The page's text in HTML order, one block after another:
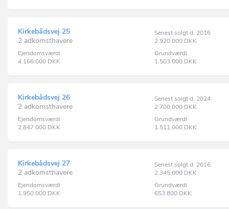
Kirkebådsvej 25
2 adkomsthavere
Senest solgt d. 2016
2.920.000 DKK
Ejendomsværdi
4.166.000 DKK
Grundværdi
1.503.000 DKK
Kirkebådsvej 26
2 adkomsthavere
Senest solgt d. 2024
2.700.000 DKK
Ejendomsværdi
2.847.000 DKK
Grundværdi
1.511.000 DKK
Kirkebådsvej 27
2 adkomsthavere
Senest solgt d. 2016
2.345.000 DKK
Ejendomsværdi
1.950.000 DKK
Grundværdi
653.800 DKK